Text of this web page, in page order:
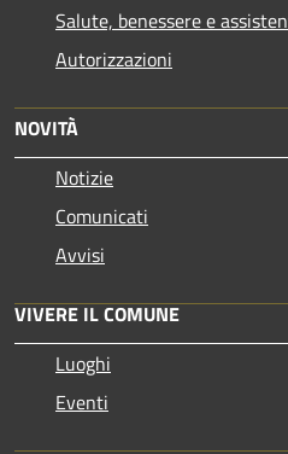
Salute, benessere e
Autorizzazioni
NOVITÀ
Notizie
Comunicati
Avvisi
VIVERE IL COMUNE
Luoghi
Eventi